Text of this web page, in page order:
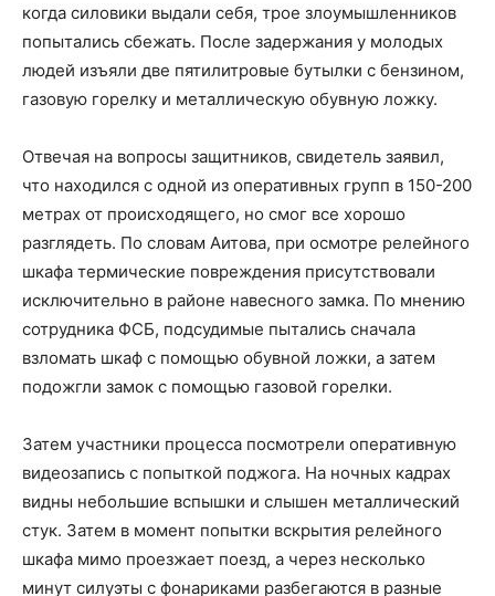
когда силовики выдали себя, трое злоумышленников
попытались сбежать. После задержания у молодых
людей изъяли две пятилитровые бутылки с бензином,
газовую горелку и металлическую обувную ложку.
Отвечая на вопросы защитников, свидетель заявил,
что находился с одной из оперативных групп в 150-200
метрах от происходящего, но смог все хорошо
разглядеть. По словам Аитова, при осмотре релейного
шкафа термические повреждения присутствовали
исключительно в районе навесного замка. По мнению
сотрудника ФСБ, подсудимые пытались сначала
взломать шкаф с помощью обувной ложки, а затем
подожгли замок с помощью газовой горелки.
Затем участники процесса посмотрели оперативную
видеозапись с попыткой поджога. На ночных кадрах
видны небольшие вспышки и слышен металлический
стук. Затем в момент попытки вскрытия релейного
шкафа мимо проезжает поезд, а через несколько
минут силуэты с фонариками разбегаются в разные